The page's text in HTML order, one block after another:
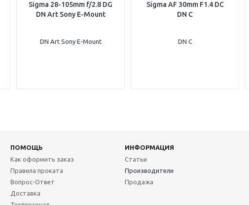
Sigma 28-105mm f/2.8 DG
DN Art Sony E-Mount
Sigma AF 30mm F1.4 DC
DN C
ПОМОЩЬ
ИНФОРМАЦИЯ
Как оформить заказ
Правила проката
Вопрос-Ответ
Доставка
Статьи
Производители
Продажа